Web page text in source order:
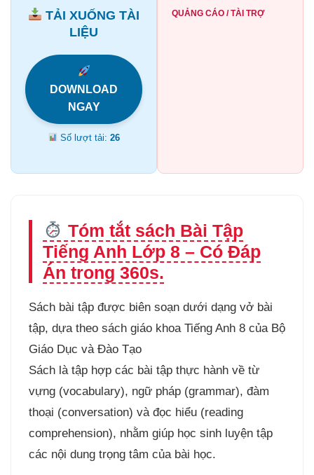
TẢI XUỐNG TÀI
LIỆU
DOWNLOAD
NGAY
Số lượt tải:26
QUẢNG CÁO / TÀI TRỢ
Tóm tắt sách Bài Tập
Tiếng Anh Lớp 8 – Có Đáp
Án trong 360s.
Sách bài tập được biên soạn dưới dạng vở bài
tập, dựa theo sách giáo khoa Tiếng Anh 8 của Bộ
Giáo Dục và Đào Tạo
Sách là tập hợp các bài tập thực hành về từ
vựng (vocabulary), ngữ pháp (grammar), đàm
thoại (conversation) và đọc hiểu (reading
comprehension), nhằm giúp học sinh luyện tập
các nội dung trọng tâm của bài học.